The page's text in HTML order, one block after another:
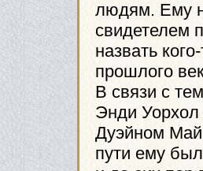
людям. Ему
свидетелем
назвать
прошлого
В связи с
Энди Уорхол
Дуэйном
пути ему